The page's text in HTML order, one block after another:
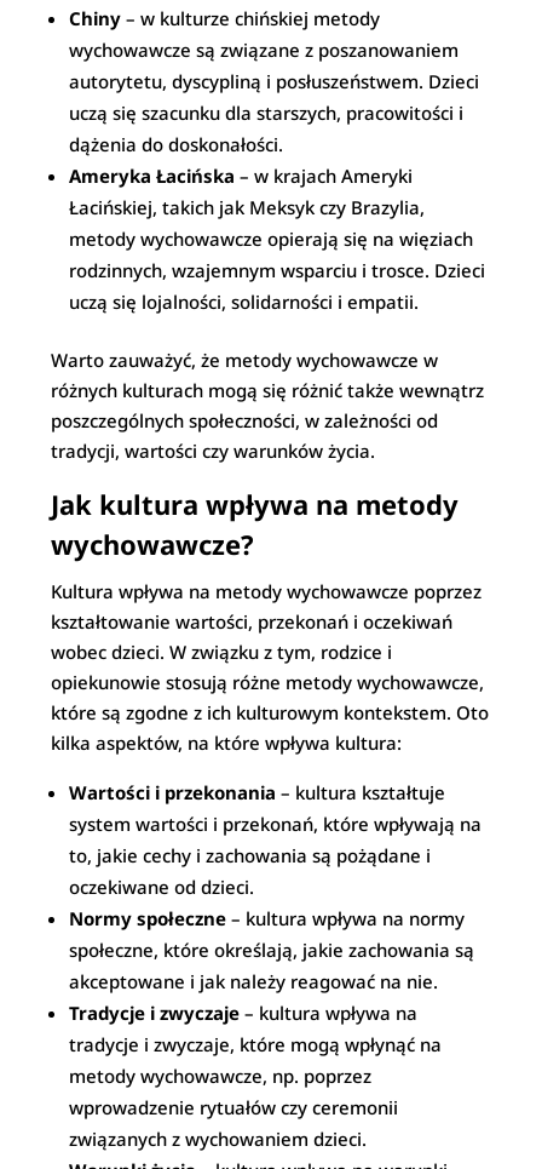
Chiny – w kulturze chińskiej metody
wychowawcze są związane z poszanowaniem
autorytetu, dyscypliną i posłuszeństwem. Dzieci
uczą się szacunku dla starszych, pracowitości i
dążenia do doskonałości.
Ameryka Łacińska – w krajach Ameryki
Łacińskiej, takich jak Meksyk czy Brazylia,
metody wychowawcze opierają się na więziach
rodzinnych, wzajemnym wsparciu i trosce. Dzieci
uczą się lojalności, solidarności i empatii.
Warto zauważyć, że metody wychowawcze w
różnych kulturach mogą się różnić także wewnątrz
poszczególnych społeczności, w zależności od
tradycji, wartości czy warunków życia.
Jak kultura wpływa na metody
wychowawcze?
Kultura wpływa na metody wychowawcze poprzez
kształtowanie wartości, przekonań i oczekiwań
wobec dzieci. W związku z tym, rodzice i
opiekunowie stosują różne metody wychowawcze,
które są zgodne z ich kulturowym kontekstem. Oto
kilka aspektów, na które wpływa kultura:
Wartości i przekonania – kultura kształtuje
system wartości i przekonań, które wpływają na
to, jakie cechy i zachowania są pożądane i
oczekiwane od dzieci.
Normy społeczne – kultura wpływa na normy
społeczne, które określają, jakie zachowania są
akceptowane i jak należy reagować na nie.
Tradycje i zwyczaje – kultura wpływa na
tradycje i zwyczaje, które mogą wpłynąć na
metody wychowawcze, np. poprzez
wprowadzenie rytuałów czy ceremonii
związanych z wychowaniem dzieci.